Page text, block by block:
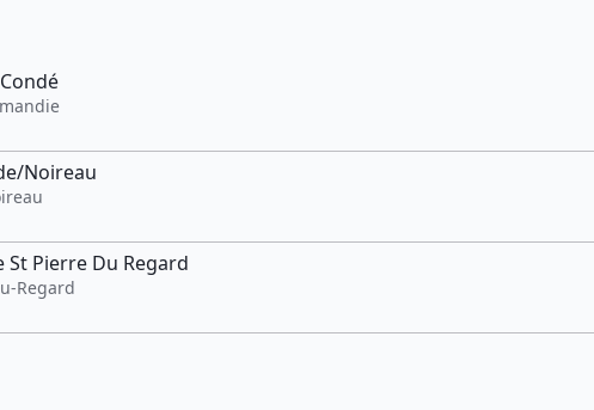
Noireau
St Pierre Du Regard
Regard